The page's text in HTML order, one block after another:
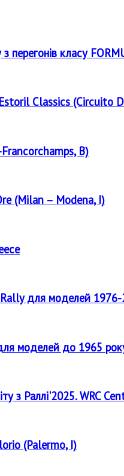
перегонів класу
Classics (Circuito
B)
(Milan – Modena, I)
для моделей 1976-
моделей до 1965
з Раллі'2025. WRC
(Palermo, I)